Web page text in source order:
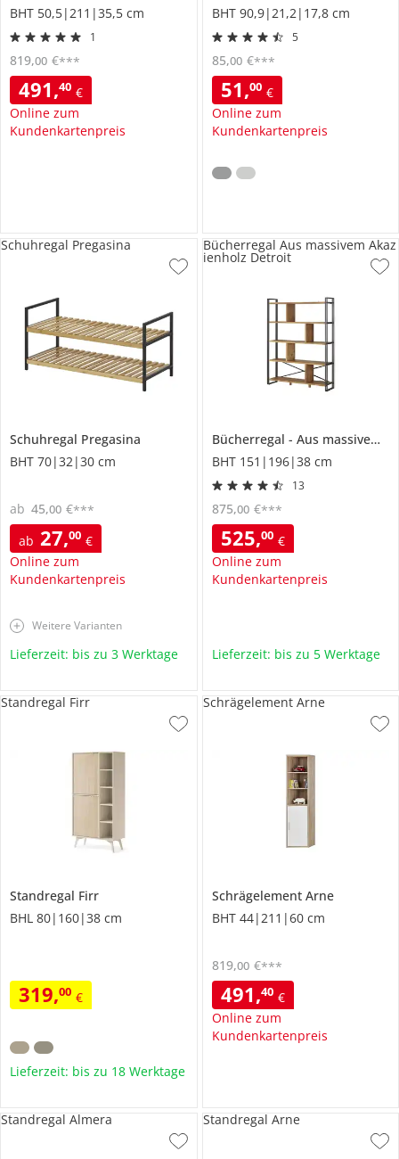
BHT 50,5|211|35,5 cm
1
491,40 €
Online zum
Kundenkartenpreis
819,00 €***
BHT 90,9|21,2|17,8 cm
5
51,00 €
Online zum
Kundenkartenpreis
85,00 €***
Schuhregal Pregasina
BHT 70|32|30 cm
ab 27,00 €
Online zum
Kundenkartenpreis
ab 45,00 €***
Schuhregal Pregasina
Weitere Varianten
Lieferzeit: bis zu 3 Werktage
Bücherregal
Aus massivem Akazienholz
BHT 151|196|38 cm
13
525,00 €
Online zum
Kundenkartenpreis
875,00 €***
Bücherregal Aus massivem Akaz
ienholz Detroit
Lieferzeit: bis zu 5 Werktage
Standregal Firr
BHL 80|160|38 cm
319,00 €
Standregal Firr
Lieferzeit: bis zu 18 Werktage
Schrägelement Arne
BHT 44|211|60 cm
491,40 €
Online zum
Kundenkartenpreis
819,00 €***
Schrägelement Arne
Standregal Almera Standregal Arne